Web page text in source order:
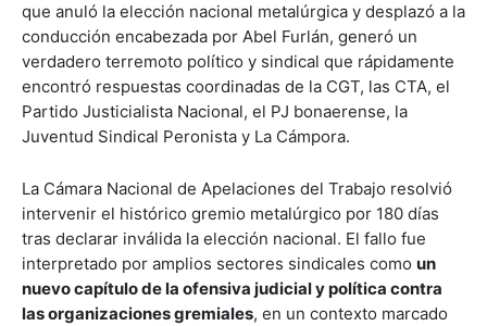
que anuló la elección nacional metalúrgica y desplazó a la
conducción encabezada por Abel Furlán, generó un
verdadero terremoto político y sindical que rápidamente
encontró respuestas coordinadas de la CGT, las CTA, el
Partido Justicialista Nacional, el PJ bonaerense, la
Juventud Sindical Peronista y La Cámpora.
La Cámara Nacional de Apelaciones del Trabajo resolvió
intervenir el histórico gremio metalúrgico por 180 días
tras declarar inválida la elección nacional. El fallo fue
interpretado por amplios sectores sindicales como un
nuevo capítulo de la ofensiva judicial y política contra
las organizaciones gremiales, en un contexto marcado